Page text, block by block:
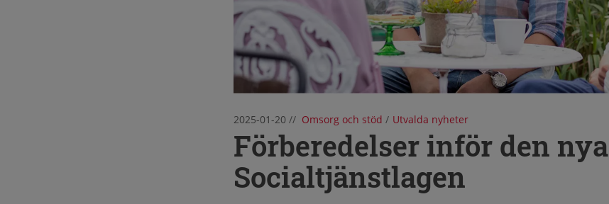
2025-01-20 // Omsorg och stöd / Utvalda nyheter
Förberedelser inför den nya
Socialtjänstlagen